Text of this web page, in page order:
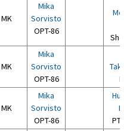
MK
Mika
Sorvisto
OPT-86
MK
Mika
Sorvisto
OPT-86
MK
Mika
Sorvisto
OPT-86
PT